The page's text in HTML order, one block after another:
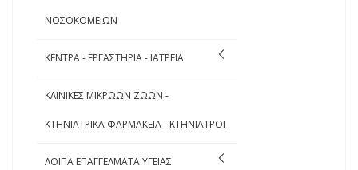
ΝΟΣΟΚΟΜΕΙΩΝ
ΚΕΝΤΡΑ - ΕΡΓΑΣΤΗΡΙΑ - ΙΑΤΡΕΙΑ
ΚΛΙΝΙΚΕΣ ΜΙΚΡΩΩΝ ΖΩΩΝ -
ΚΤΗΝΙΑΤΡΙΚΑ ΦΑΡΜΑΚΕΙΑ - ΚΤΗΝΙΑΤΡΟΙ
ΛΟΙΠΑ ΕΠΑΓΓΕΛΜΑΤΑ ΥΓΕΙΑΣ